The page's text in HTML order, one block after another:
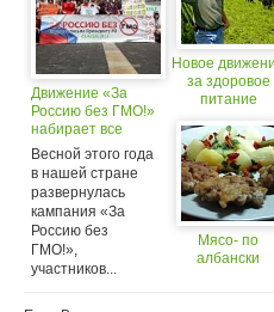
Движение «За
Россию без ГМО!»
набирает все
больше
сторонников
Весной этого года
в нашей стране
развернулась
кампания «За
Россию без
ГМО!»,
участников...
Новое
за здоровое
питание
обороты
Мясо- по
албански